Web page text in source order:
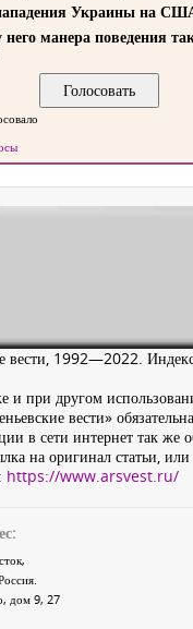
Украины на
манера поведения
вести, 1992—2022.
и при другом
вести»
в сети интернет так же
на оригинал статьи,
https://www.arsvest.ru/
,
, дом 9, 27